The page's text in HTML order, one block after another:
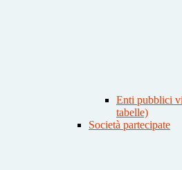
Enti pubblici
tabelle)
Società partecipate